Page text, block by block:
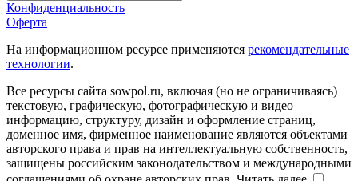
Конфиденциальность
Оферта
На информационном ресурсе применяются рекомендательные
технологии.
Все ресурсы сайта sowpol.ru, включая (но не ограничиваясь)
текстовую, графическую, фотографическую и видео
информацию, структуру, дизайн и оформление страниц,
доменное имя, фирменное наименование являются объектами
авторского права и прав на интеллектуальную собственность,
защищены российским законодательством и международными